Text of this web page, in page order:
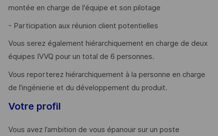
montée en charge de l'équipe et son pilotage
- Participation aux réunion client potentielles
Vous serez également hiérarchiquement en charge de deux
équipes IVVQ pour un total de 6 personnes.
Vous reporterez hiérarchiquement à la personne en charge
de l'ingénierie et du développement du produit.
Votre profil
Vous avez l’ambition de vous épanouir sur un poste